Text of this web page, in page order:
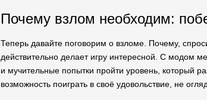
Почему взлом необходим:
Теперь давайте поговорим о взломе. Почему,
действительно делает игру интересной. С модом
и мучительные попытки пройти уровень, который
возможность поиграть в своё удовольствие, не